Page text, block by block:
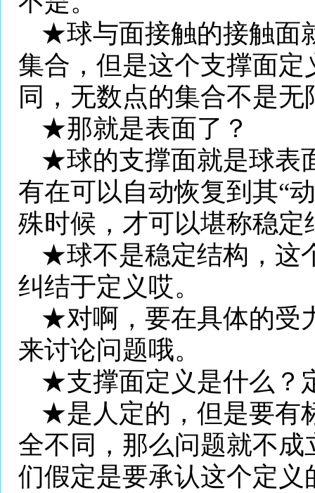
★球与面接触的接触面
集合，但是这个支撑面
同，无数点的集合不是无
★那就是表面了？
★球的支撑面就是球表
有在可以自动恢复到其“
殊时候，才可以堪称稳定
★球不是稳定结构，这
纠结于定义哎。
★对啊，要在具体的受
来讨论问题哦。
★支撑面定义是什么？
★是人定的，但是要有
全不同，那么问题就不
们假定是要承认这个定